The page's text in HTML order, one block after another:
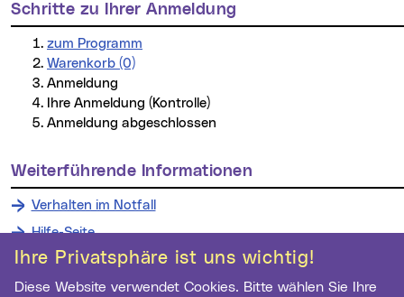
Ihre Privatsphäre ist uns wichtig!
Diese Website verwendet Cookies. Bitte wählen Sie Ihre
Schritte zu Ihrer Anmeldung
zum Programm
Warenkorb (0)
Anmeldung
Ihre Anmeldung (Kontrolle)
Anmeldung abgeschlossen
weiterführende Informationen
Verhalten im Notfall
Hilfe-Seite